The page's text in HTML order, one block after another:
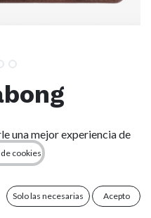
para el DNI
una mejor experiencia de
cookies
Solo las necesarias Acepto